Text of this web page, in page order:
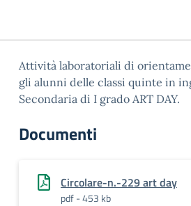
Attività laboratoriali di
gli alunni delle classi quinte in
Secondaria di I grado ART DAY.
Documenti
Circolare-n.-229 art day
pdf - 453 kb